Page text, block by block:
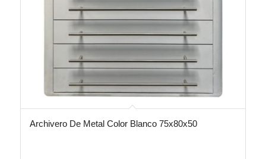
Archivero De Metal Color Blanco 75x80x50